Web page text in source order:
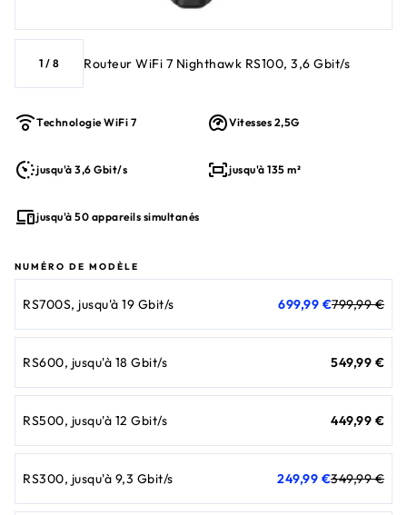
1 / 8 Routeur WiFi 7 Nighthawk RS100, 3,6 Gbit/s
Technologie WiFi 7 Vitesses 2,5G
jusqu'à 3,6 Gbit/s jusqu'à 135 m²
jusqu'à 50 appareils simultanés
NUMÉRO DE MODÈLE
RS700S, jusqu'à 19 Gbit/s 699,99 €
prix actuel 699,99 €
799,99 €
prix d'origine 799,99 €
RS600, jusqu'à 18 Gbit/s 549,99 €
prix actuel
RS500, jusqu'à 12 Gbit/s 449,99 €
prix actuel
RS300, jusqu'à 9,3 Gbit/s 249,99 €
prix actuel 249,99 €
349,99 €
prix d'origine 349,99 €